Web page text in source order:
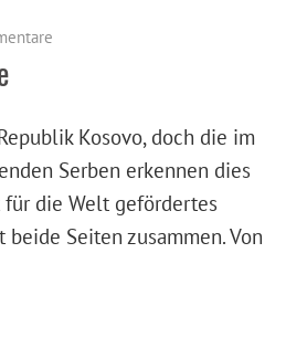
Kosovo, doch die im
Serben erkennen dies
für die Welt gefördertes
Seiten zusammen. Von